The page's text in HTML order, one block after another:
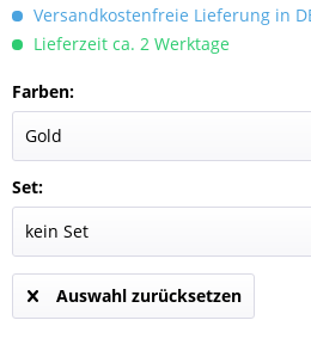
Versandkostenfreie Lieferung in
Lieferzeit ca. 2 Werktage
Farben:
Set:
Auswahl zurücksetzen